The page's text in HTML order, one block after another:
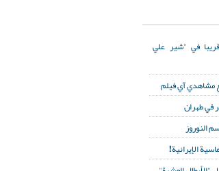
في "شير علي
مشاهدي آي فيلم
في طهران
الإيرانية!